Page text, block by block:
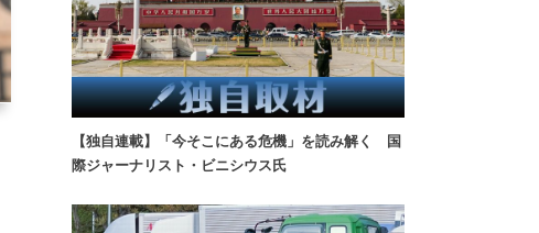
【独自連載】「今そこにある危機」を読み解く 国
際ジャーナリスト・ビニシウス氏